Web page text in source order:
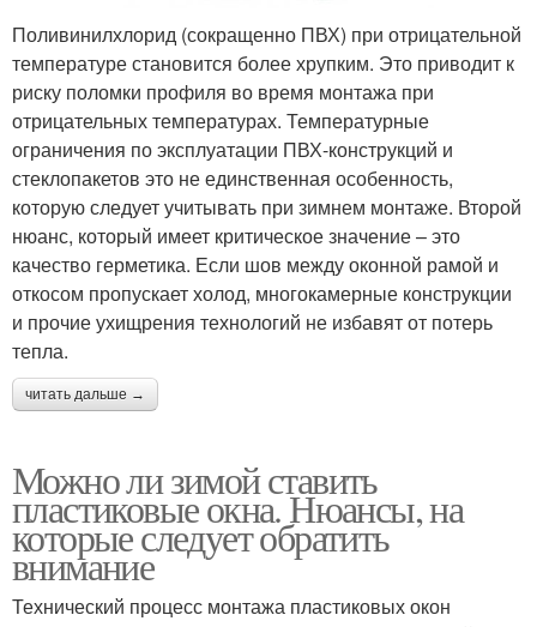
Поливинилхлорид (сокращенно ПВХ) при отрицательной
температуре становится более хрупким. Это приводит к
риску поломки профиля во время монтажа при
отрицательных температурах. Температурные
ограничения по эксплуатации ПВХ-конструкций и
стеклопакетов это не единственная особенность,
которую следует учитывать при зимнем монтаже. Второй
нюанс, который имеет критическое значение – это
качество герметика. Если шов между оконной рамой и
откосом пропускает холод, многокамерные конструкции
и прочие ухищрения технологий не избавят от потерь
тепла.
читать дальше →
Можно ли зимой ставить
пластиковые окна. Нюансы, на
которые следует обратить
внимание
Технический процесс монтажа пластиковых окон